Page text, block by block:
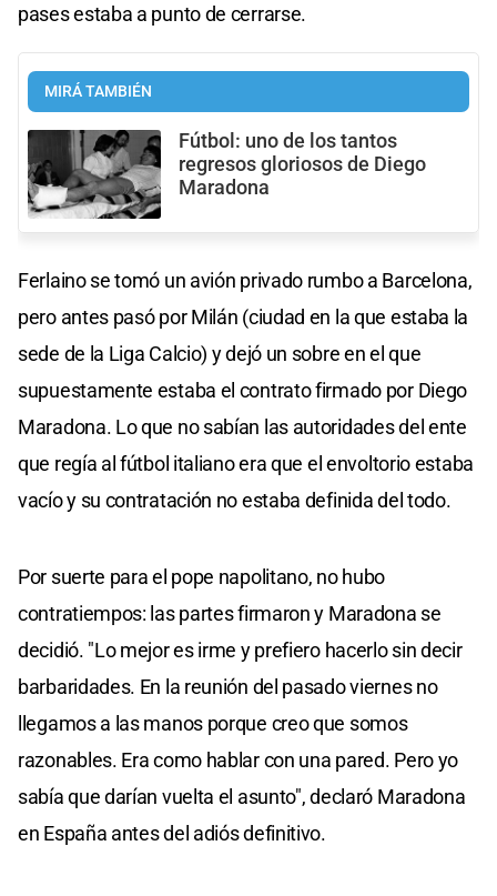
pases estaba a punto de cerrarse.
MIRÁ TAMBIÉN
Fútbol: uno de los tantos
regresos gloriosos de Diego
Maradona
Ferlaino se tomó un avión privado rumbo a Barcelona,
pero antes pasó por Milán (ciudad en la que estaba la
sede de la Liga Calcio) y dejó un sobre en el que
supuestamente estaba el contrato firmado por Diego
Maradona. Lo que no sabían las autoridades del ente
que regía al fútbol italiano era que el envoltorio estaba
vacío y su contratación no estaba definida del todo.
Por suerte para el pope napolitano, no hubo
contratiempos: las partes firmaron y Maradona se
decidió. "Lo mejor es irme y prefiero hacerlo sin decir
barbaridades. En la reunión del pasado viernes no
llegamos a las manos porque creo que somos
razonables. Era como hablar con una pared. Pero yo
sabía que darían vuelta el asunto", declaró Maradona
en España antes del adiós definitivo.